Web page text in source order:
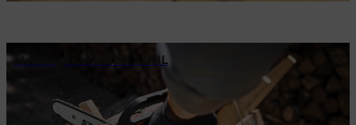
Motoseghe senza fili STIHL